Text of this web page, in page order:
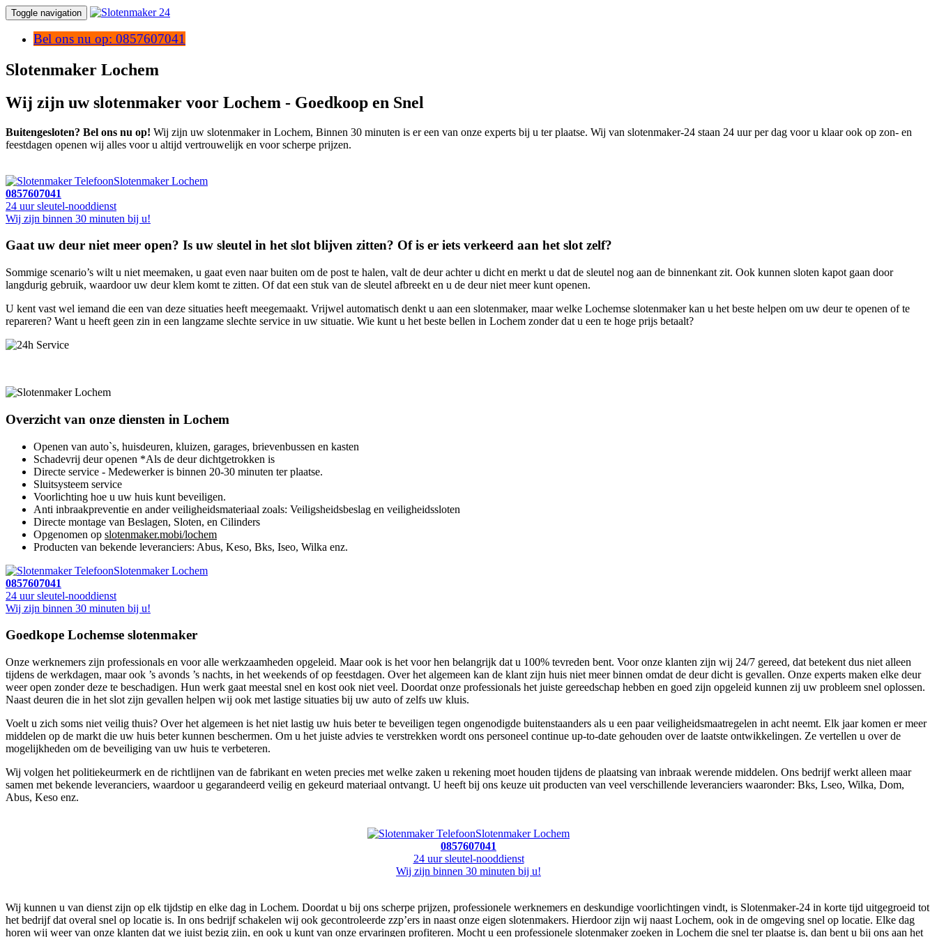
Toggle navigation
Bel ons nu op: 0857607041
Slotenmaker Lochem
Wij zijn uw slotenmaker voor Lochem - Goedkoop en Snel
Buitengesloten? Bel ons nu op! Wij zijn uw slotenmaker in Lochem, Binnen 30 minuten is er een van onze experts bij u ter plaatse. Wij van slotenmaker-24 staan 24 uur per dag voor u klaar ook op zon- en
feestdagen openen wij alles voor u altijd vertrouwelijk en voor scherpe prijzen.
Slotenmaker Lochem
0857607041
24 uur sleutel-nooddienst
Wij zijn binnen 30 minuten bij u!
Gaat uw deur niet meer open? Is uw sleutel in het slot blijven zitten? Of is er iets verkeerd aan het slot zelf?
Sommige scenario’s wilt u niet meemaken, u gaat even naar buiten om de post te halen, valt de deur achter u dicht en merkt u dat de sleutel nog aan de binnenkant zit. Ook kunnen sloten kapot gaan door
langdurig gebruik, waardoor uw deur klem komt te zitten. Of dat een stuk van de sleutel afbreekt en u de deur niet meer kunt openen.
U kent vast wel iemand die een van deze situaties heeft meegemaakt. Vrijwel automatisch denkt u aan een slotenmaker, maar welke Lochemse slotenmaker kan u het beste helpen om uw deur te openen of te
repareren? Want u heeft geen zin in een langzame slechte service in uw situatie. Wie kunt u het beste bellen in Lochem zonder dat u een te hoge prijs betaalt?
Overzicht van onze diensten in Lochem
Openen van auto`s, huisdeuren, kluizen, garages, brievenbussen en kasten
Schadevrij deur openen *Als de deur dichtgetrokken is
Directe service - Medewerker is binnen 20-30 minuten ter plaatse.
Sluitsysteem service
Voorlichting hoe u uw huis kunt beveiligen.
Anti inbraakpreventie en ander veiligheidsmateriaal zoals: Veiligsheidsbeslag en veiligheidssloten
Directe montage van Beslagen, Sloten, en Cilinders
Opgenomen op slotenmaker.mobi/lochem
Producten van bekende leveranciers: Abus, Keso, Bks, Iseo, Wilka enz.
Slotenmaker Lochem
0857607041
24 uur sleutel-nooddienst
Wij zijn binnen 30 minuten bij u!
Goedkope Lochemse slotenmaker
Onze werknemers zijn professionals en voor alle werkzaamheden opgeleid. Maar ook is het voor hen belangrijk dat u 100% tevreden bent. Voor onze klanten zijn wij 24/7 gereed, dat betekent dus niet alleen
tijdens de werkdagen, maar ook ’s avonds ’s nachts, in het weekends of op feestdagen. Over het algemeen kan de klant zijn huis niet meer binnen omdat de deur dicht is gevallen. Onze experts maken elke deur
weer open zonder deze te beschadigen. Hun werk gaat meestal snel en kost ook niet veel. Doordat onze professionals het juiste gereedschap hebben en goed zijn opgeleid kunnen zij uw probleem snel oplossen.
Naast deuren die in het slot zijn gevallen helpen wij ook met lastige situaties bij uw auto of zelfs uw kluis.
Voelt u zich soms niet veilig thuis? Over het algemeen is het niet lastig uw huis beter te beveiligen tegen ongenodigde buitenstaanders als u een paar veiligheidsmaatregelen in acht neemt. Elk jaar komen er meer
middelen op de markt die uw huis beter kunnen beschermen. Om u het juiste advies te verstrekken wordt ons personeel continue up-to-date gehouden over de laatste ontwikkelingen. Ze vertellen u over de
mogelijkheden om de beveiliging van uw huis te verbeteren.
Wij volgen het politiekeurmerk en de richtlijnen van de fabrikant en weten precies met welke zaken u rekening moet houden tijdens de plaatsing van inbraak werende middelen. Ons bedrijf werkt alleen maar
samen met bekende leveranciers, waardoor u gegarandeerd veilig en gekeurd materiaal ontvangt. U heeft bij ons keuze uit producten van veel verschillende leveranciers waaronder: Bks, Lseo, Wilka, Dom,
Abus, Keso enz.
Slotenmaker Lochem
0857607041
24 uur sleutel-nooddienst
Wij zijn binnen 30 minuten bij u!
Wij kunnen u van dienst zijn op elk tijdstip en elke dag in Lochem. Doordat u bij ons scherpe prijzen, professionele werknemers en deskundige voorlichtingen vindt, is Slotenmaker-24 in korte tijd uitgegroeid tot
het bedrijf dat overal snel op locatie is. In ons bedrijf schakelen wij ook gecontroleerde zzp’ers in naast onze eigen slotenmakers. Hierdoor zijn wij naast Lochem, ook in de omgeving snel op locatie. Elke dag
horen wij weer van onze klanten dat we juist bezig zijn, en ook u kunt van onze ervaringen profiteren. Mocht u een professionele slotenmaker zoeken in Lochem die snel ter plaatse is, dan bent u bij ons aan het